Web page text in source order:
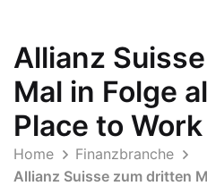
Allianz
Mal in Folge
Place to
Home
Finanzbranche
Allianz Suisse zum dritten